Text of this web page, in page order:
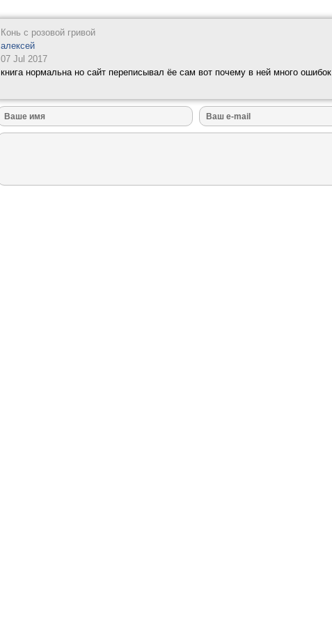
Конь с розовой гривой
алексей
07 Jul 2017
книга нормальна но сайт переписывал ёе сам вот почему в ней много ошибок